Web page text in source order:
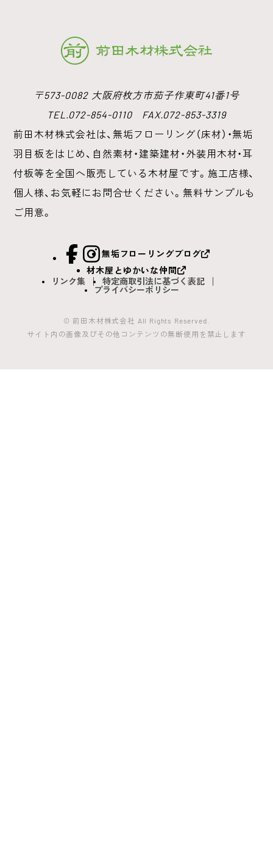
〒573-0082 大阪府枚方市茄子作東町41番1号
TEL.072-854-0110 FAX.072-853-3319
前田木材株式会社は、無垢フローリング（床材）・無垢
羽目板をはじめ、 自然素材・建築建材・外装用木材・耳
付板等を全国へ販売している木材屋です。 施工店様、
個人様、お気軽にお問合せください。無料サンプルも
ご用意。
facebook
Instagram
無垢フローリングブログ
材木屋とゆかいな仲間
リンク集
特定商取引法に基づく表記
プライバシーポリシー
© 前田木材株式会社 All Rights Reserved.
サイト内の画像及びその他コンテンツの無断使用を禁止します